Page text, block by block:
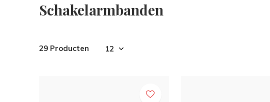
Schakelarmbanden
29 Producten